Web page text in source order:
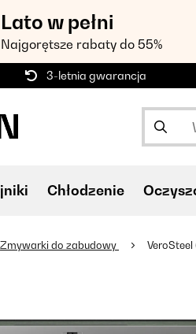
Lato w pełni
Najgorętsze rabaty do 55%
3-letnia gwarancja
Chłodzenie
Zmywarki do zabudowy